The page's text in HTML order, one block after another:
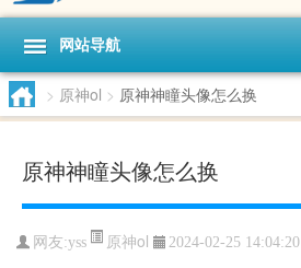
网站导航
> 原神ol > 原神神瞳头像怎么换
原神神瞳头像怎么换
网友:yss 原神ol 2024-02-25 14:04:20